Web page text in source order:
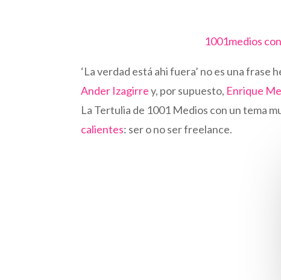
1001medios
‘La verdad está ahi fuera’ no es una
Ander Izagirrey, por supuesto, Enrique
La Tertulia de 1001 Medios con un tema
calientes: ser o no ser freelance.